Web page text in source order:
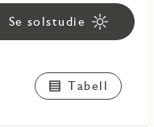
Se solstudie
Tabell